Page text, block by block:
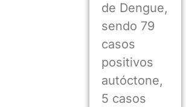
de Dengue,
sendo 79
casos
positivos
autóctone,
5 casos